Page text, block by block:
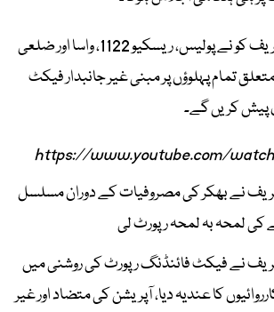
وزیراعلیٰ مریم نواز شریف کو نے پولیس، ریسکیو 1122، واسا اور ضلعی
تمام پہلوؤں پر مبنی غیر جانبدار فیکٹ
پیش کریں گے۔
https://www.youtube.com/
شریف نے بھکر کی مصروفیات کے دوران مسلسل
کی لمحہ بہ لمحہ رپورٹ لی
شریف نے فیکٹ فائنڈنگ رپورٹ کی روشنی میں
کا عندیہ دیا، آپریشن کی متضاد اور غیر